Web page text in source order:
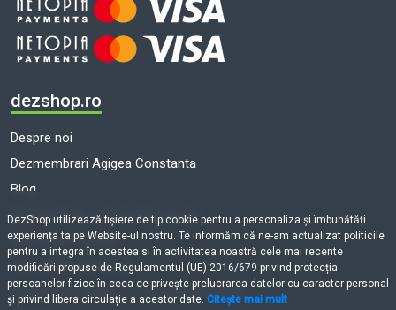
dezshop.ro
Despre noi
Dezmembrari Agigea Constanta
Blog
Dezmembrari auto toate marcile
Termeni și condiții
Politică de cookie-uri
Prelucrarea datelor cu caracter personal
DezShop utilizează fişiere de tip cookie pentru a personaliza și îmbunătăți
experiența ta pe Website-ul nostru. Te informăm că ne-am actualizat politicile
pentru a integra în acestea si în activitatea noastră cele mai recente
modificări propuse de Regulamentul (UE) 2016/679 privind protecția
persoanelor fizice în ceea ce privește prelucrarea datelor cu caracter personal
și privind libera circulație a acestor date. Citește mai mult